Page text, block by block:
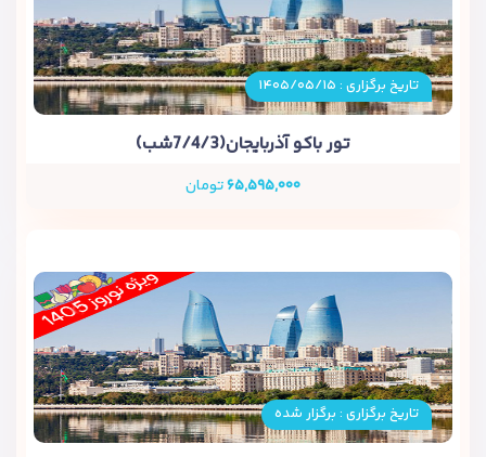
تاریخ برگزاری : ۱۴۰۵/۰۵/۱۵
تور باکو آذربایجان(7/4/3شب)
۶۵,۵۹۵,۰۰۰تومان
تاریخ برگزاری : برگزار شده